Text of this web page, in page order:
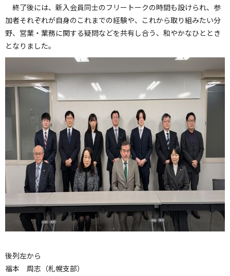
終了後には、新入会員同士のフリートークの時間も設けられ、参
加者それぞれが自身のこれまでの経験や、これから取り組みたい分
野、営業・業務に関する疑問などを共有し合う、和やかなひととき
となりました。
後列左から
福本 周志（札幌支部）